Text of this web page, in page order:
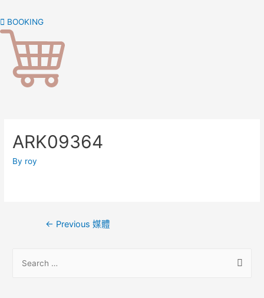
to
content
BOOKING
ARK09364
By roy
覽
← Previous 媒體